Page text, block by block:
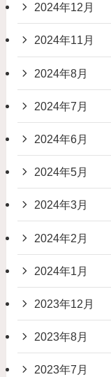
2024年12月
2024年11月
2024年8月
2024年7月
2024年6月
2024年5月
2024年3月
2024年2月
2024年1月
2023年12月
2023年8月
2023年7月